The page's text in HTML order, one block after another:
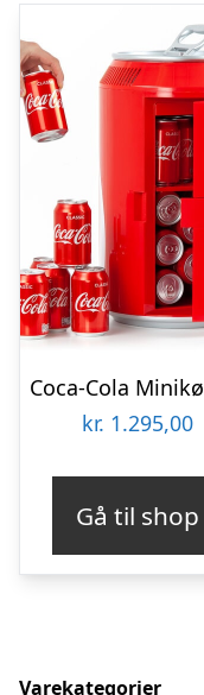
kr. 1.295,00
Gå til shop
Varekategorier